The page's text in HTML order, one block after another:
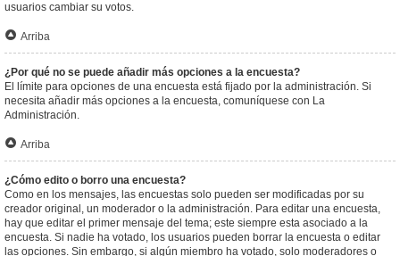
usuarios cambiar su votos.
Arriba
¿Por qué no se puede añadir más opciones a la encuesta?
El límite para opciones de una encuesta está fijado por la administración. Si
necesita añadir más opciones a la encuesta, comuníquese con La
Administración.
Arriba
¿Cómo edito o borro una encuesta?
Como en los mensajes, las encuestas solo pueden ser modificadas por su
creador original, un moderador o la administración. Para editar una encuesta,
hay que editar el primer mensaje del tema; este siempre esta asociado a la
encuesta. Si nadie ha votado, los usuarios pueden borrar la encuesta o editar
las opciones. Sin embargo, si algún miembro ha votado, solo moderadores o